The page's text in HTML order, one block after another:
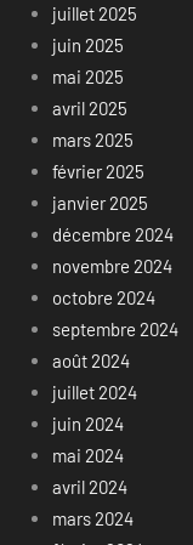
juillet 2025
juin 2025
mai 2025
avril 2025
mars 2025
février 2025
janvier 2025
décembre 2024
novembre 2024
octobre 2024
septembre 2024
août 2024
juillet 2024
juin 2024
mai 2024
avril 2024
mars 2024